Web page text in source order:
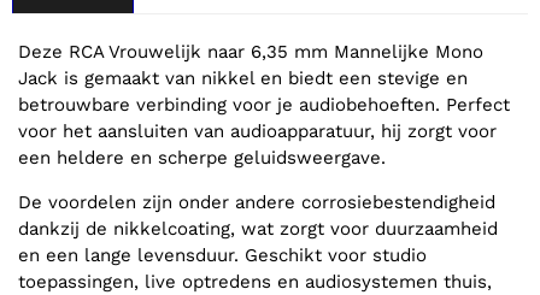
Deze RCA Vrouwelijk naar 6,35 mm Mannelijke Mono
Jack is gemaakt van nikkel en biedt een stevige en
betrouwbare verbinding voor je audiobehoeften. Perfect
voor het aansluiten van audioapparatuur, hij zorgt voor
een heldere en scherpe geluidsweergave.
De voordelen zijn onder andere corrosiebestendigheid
dankzij de nikkelcoating, wat zorgt voor duurzaamheid
en een lange levensduur. Geschikt voor studio
toepassingen, live optredens en audiosystemen thuis,